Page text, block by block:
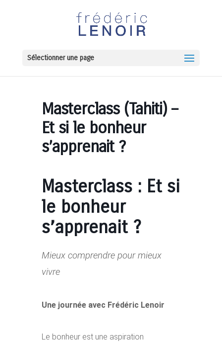
Sélectionner une page
Masterclass (Tahiti) –
Et si le bonheur
s’apprenait ?
Masterclass : Et si
le bonheur
s’apprenait ?
Mieux comprendre pour mieux
vivre
Une journée avec Frédéric Lenoir
Le bonheur est une aspiration